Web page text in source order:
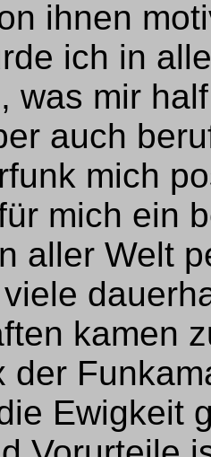
ihnen
ich in
was mir
auch
mich
mich ein
aller Welt
kamen
der
Ewigkeit